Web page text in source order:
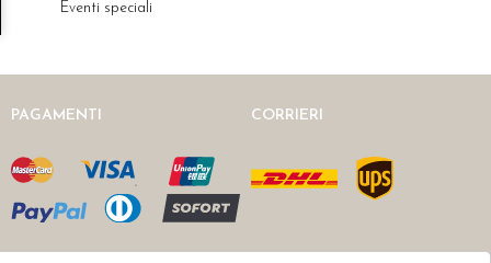
Eventi speciali
PAGAMENTI CORRIERI